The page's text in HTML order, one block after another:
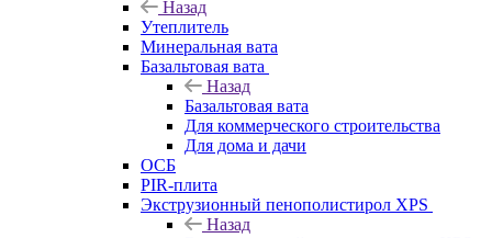
Назад
Утеплитель
Минеральная вата
Базальтовая вата
Назад
Базальтовая вата
Для коммерческого строительства
Для дома и дачи
ОСБ
PIR-плита
Экструзионный пенополистирол XPS
Назад